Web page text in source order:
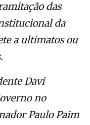
das
da
a ultimatos ou
Davi
no
Paulo Paim